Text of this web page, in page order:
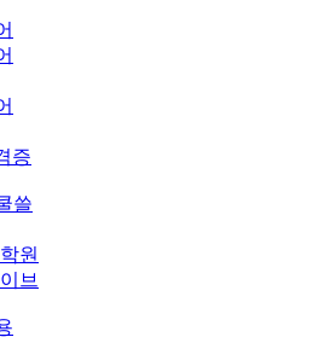
증
쓸
원
브